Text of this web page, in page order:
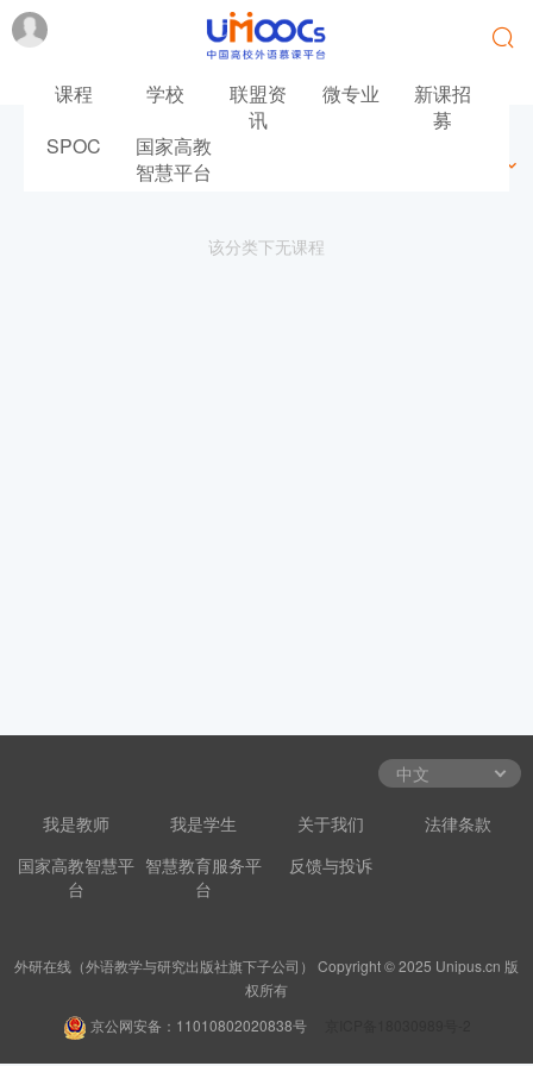
课程 学校
联盟资
讯
微专业
新课招
募
SPOC
国家高教
智慧平台
该分类下无课程
我是教师 我是学生 关于我们
法律条款
国家高教智慧平
台
智慧教育服务平
台
反馈与投诉
外研在线（外语教学与研究出版社旗下子公司） Copyright © 2025 Unipus.cn 版
权所有
京公网安备：11010802020838号